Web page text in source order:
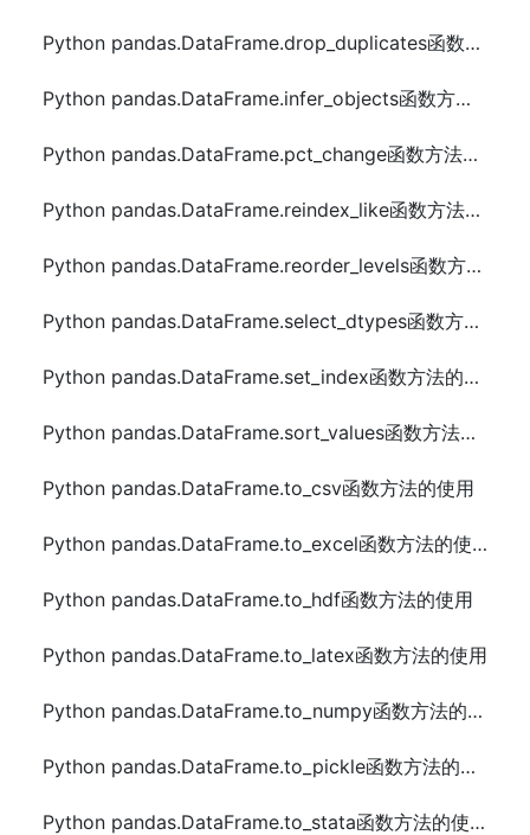
Python pandas.DataFrame.drop_duplicates函数方法的使用
Python pandas.DataFrame.infer_objects函数方法的使用
Python pandas.DataFrame.pct_change函数方法的使用
Python pandas.DataFrame.reindex_like函数方法的使用
Python pandas.DataFrame.reorder_levels函数方法的使用
Python pandas.DataFrame.select_dtypes函数方法的使用
Python pandas.DataFrame.set_index函数方法的使用
Python pandas.DataFrame.sort_values函数方法的使用
Python pandas.DataFrame.to_csv函数方法的使用
Python pandas.DataFrame.to_excel函数方法的使用
Python pandas.DataFrame.to_hdf函数方法的使用
Python pandas.DataFrame.to_latex函数方法的使用
Python pandas.DataFrame.to_numpy函数方法的使用
Python pandas.DataFrame.to_pickle函数方法的使用
Python pandas.DataFrame.to_stata函数方法的使用